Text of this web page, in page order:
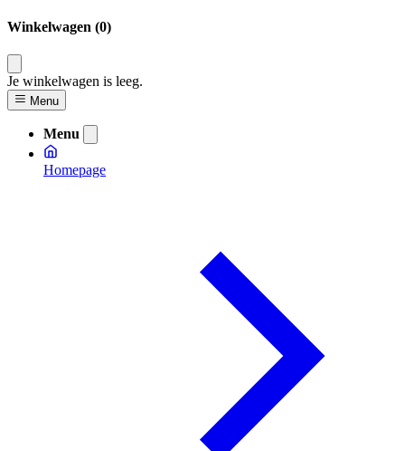
Winkelwagen (0)
Je winkelwagen is leeg.
Menu
Menu
Homepage